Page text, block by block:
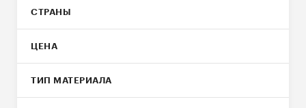
СТРАНЫ
ЦЕНА
ТИП МАТЕРИАЛА